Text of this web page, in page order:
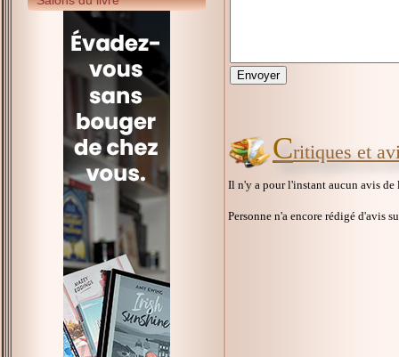
Critiques et
Il n'y a pour l'instant aucun avis
Personne n'a encore rédigé d'avis